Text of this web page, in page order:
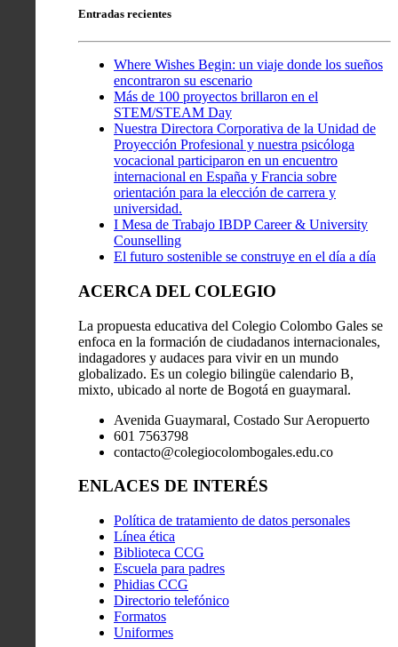
Entradas recientes
Where Wishes Begin: un viaje donde los sueños
encontraron su escenario
Más de 100 proyectos brillaron en el
STEM/STEAM Day
Nuestra Directora Corporativa de la Unidad de
Proyección Profesional y nuestra psicóloga
vocacional participaron en un encuentro
internacional en España y Francia sobre
orientación para la elección de carrera y
universidad.
I Mesa de Trabajo IBDP Career & University
Counselling
El futuro sostenible se construye en el día a día
ACERCA DEL COLEGIO
La propuesta educativa del Colegio Colombo Gales se
enfoca en la formación de ciudadanos internacionales,
indagadores y audaces para vivir en un mundo
globalizado. Es un colegio bilingüe calendario B,
mixto, ubicado al norte de Bogotá en guaymaral.
Avenida Guaymaral, Costado Sur Aeropuerto
601 7563798
contacto@colegiocolombogales.edu.co
ENLACES DE INTERÉS
Política de tratamiento de datos personales
Línea ética
Biblioteca CCG
Escuela para padres
Phidias CCG
Directorio telefónico
Formatos
Uniformes